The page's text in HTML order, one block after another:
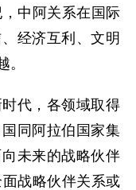
中阿关系在国际
经济互利、文明
。
代，各领域取得
同阿拉伯国家集
未来的战略伙伴
战略伙伴关系或